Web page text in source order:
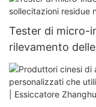
Zhanghua Dryer
Tester di micro-
rilevamento
recipienti a